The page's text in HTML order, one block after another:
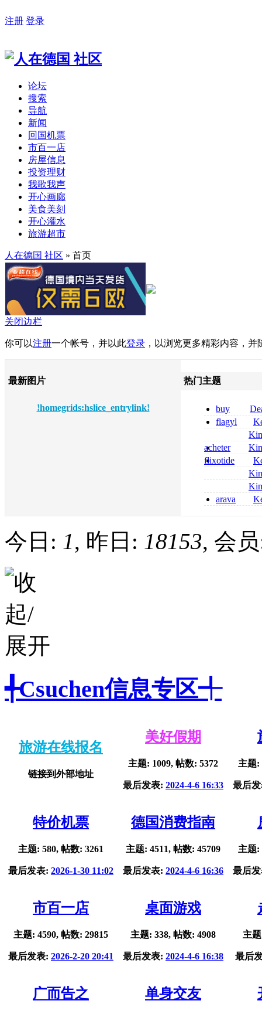
注册 登录
论坛
搜索
导航
新闻
回国机票
市百一店
房屋信息
投资理财
我歌我声
开心画廊
美食美刻
开心灌水
旅游超市
人在德国 社区 » 首页
关闭边栏
你可以注册一个帐号，并以此登录 ，以浏览更多精彩内容，
最新图片
!homegrids:hslice_entrylink!
热门主题
buy
pregabalin
pregabalin
flagyl
online
bestellen
nolvadex
nolvadex
acheter
celebrex
flixotide
junior kaufen
métronidazole
2026
coumadin
arava
今日: 1, 昨日: 18153, 会
╃Csuchen信息专区╃
旅游在线报名
链接到外部地址
美好假期
主题: 1009, 帖数: 5372
最后发表: 2024-4-6 16:33
主题:
最后
特价机票
主题: 580, 帖数: 3261
最后发表: 2026-1-30 11:02
德国消费指南
主题: 4511, 帖数: 45709
最后发表: 2024-4-6 16:36
主题:
最后
市百一店
主题: 4590, 帖数: 29815
最后发表: 2026-2-20 20:41
桌面游戏
主题: 338, 帖数: 4908
最后发表: 2024-4-6 16:38
主
最后
广而告之 单身交友